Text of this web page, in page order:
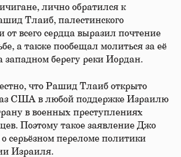
лично обратился к
Тлаиб, палестинского
от всего сердца выразил почтение
а также пообещал молиться за её
западном берегу реки Иордан.
что Рашид Тлаиб открыто
США в любой поддержке Израилю
в военных преступлениях
Поэтому такое заявление Джо
о серьёзном переломе политики
Израиля.